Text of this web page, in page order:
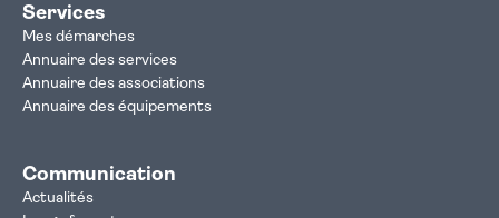
Services
Mes démarches
Annuaire des services
Annuaire des associations
Annuaire des équipements
Communication
Actualités